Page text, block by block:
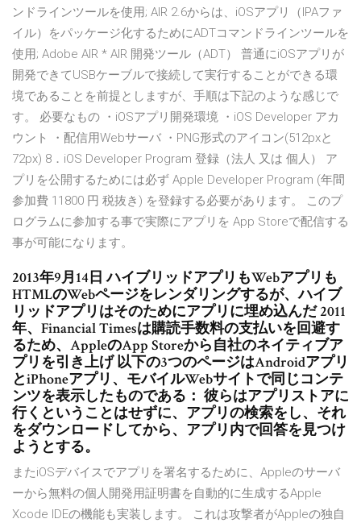
ンドラインツールを使用; AIR 2.6からは、iOSアプリ（IPAファ
イル）をパッケージ化するためにADTコマンドラインツールを
使用; Adobe AIR * AIR 開発ツール（ADT） 普通にiOSアプリが
開発できてUSBケーブルで接続して実行することができる環
境であることを前提としますが、手順は下記のような感じで
す。 必要なもの ・iOSアプリ開発環境 ・iOS Developer アカ
ウント ・配信用Webサーバ ・PNG形式のアイコン(512pxと
72px) 8．iOS Developer Program 登録（法人 又は 個人） ア
プリを公開するためには必ず Apple Developer Program (年間
参加費 11800 円 税抜き) を登録する必要があります。 このプ
ログラムに参加する事で実際にアプリを App Storeで配信する
事が可能になります。
2013年9月14日 ハイブリッドアプリもWebアプリも
HTMLのWebページをレンダリングするが、ハイブ
リッドアプリはそのためにアプリに埋め込んだ 2011
年、Financial Timesは購読手数料の支払いを回避す
るため、AppleのApp Storeから自社のネイティブア
プリを引き上げ 以下の3つのページはAndroidアプリ
とiPhoneアプリ、モバイルWebサイトで同じコンテ
ンツを表示したものである： 彼らはアプリストアに
行くということはせずに、アプリの検索をし、それ
をダウンロードしてから、アプリ内で回答を見つけ
ようとする。
またiOSデバイスでアプリを署名するために、Appleのサーバ
ーから無料の個人開発用証明書を自動的に生成するApple
Xcode IDEの機能も実装します。 これは攻撃者がAppleの独自